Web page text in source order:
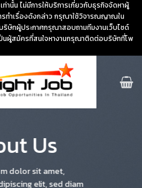
านั้น ไม่มีการให้บริการเกี่ยวกับธุรกิจจัดหาผู้
ทำเรื่องดังกล่าว กรุณาใช้วิจารณญาณใน
ริษัทผู้ประกาศกรุณาสอบถามทีมงานเว็บไซด์
นผู้สมัครที่สนใจหางานกรุณาติดต่อบริษัทที่โพ
Us
dolor sit amet,
elit, sed diam